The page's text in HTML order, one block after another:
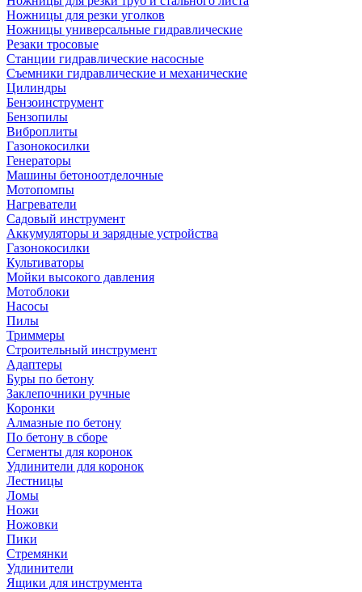
Ножницы для резки уголков
Ножницы универсальные гидравлические
Резаки тросовые
Станции гидравлические насосные
Съемники гидравлические и механические
Цилиндры
Бензоинструмент
Бензопилы
Виброплиты
Газонокосилки
Генераторы
Машины бетоноотделочные
Мотопомпы
Нагреватели
Садовый инструмент
Аккумуляторы и зарядные устройства
Газонокосилки
Культиваторы
Мойки высокого давления
Мотоблоки
Насосы
Пилы
Триммеры
Строительный инструмент
Адаптеры
Буры по бетону
Заклепочники ручные
Коронки
Алмазные по бетону
По бетону в сборе
Сегменты для коронок
Удлинители для коронок
Лестницы
Ломы
Ножи
Ножовки
Пики
Стремянки
Удлинители
Ящики для инструмента